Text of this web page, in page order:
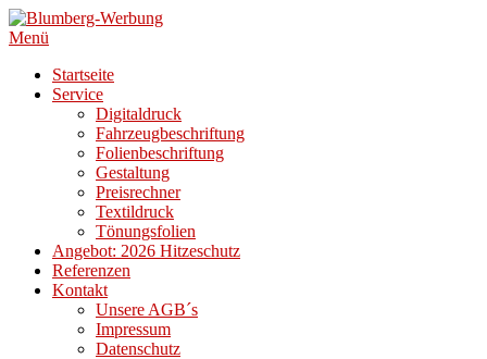
Zum
Inhalt
Menü
Startseite
Service
Digitaldruck
Fahrzeugbeschriftung
Folienbeschriftung
Gestaltung
Preisrechner
Textildruck
Tönungsfolien
Angebot: 2026 Hitzeschutz
Referenzen
Kontakt
Unsere AGB´s
Impressum
Datenschutz